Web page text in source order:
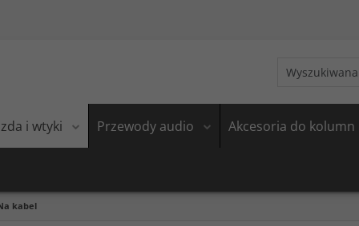
i wtyki Przewody audio Akcesoria do kolumn
kabel